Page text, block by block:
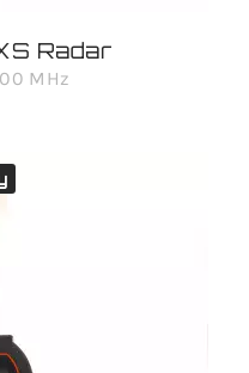
Radar
MHz